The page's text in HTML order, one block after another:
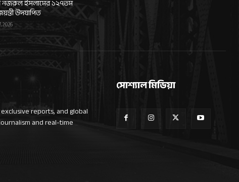
নজরুল ইসলামের ১২৭তম
উদযাপিত
2026
reports, and global
and real-time
সোশ্যাল মিডিয়া